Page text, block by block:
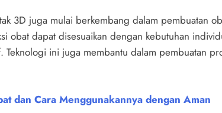
3D juga mulai berkembang dalam pembuatan
obat dapat disesuaikan dengan kebutuhan
ini juga membantu dalam pembuatan
dan Cara Menggunakannya dengan Aman